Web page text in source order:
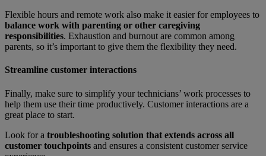
Flexible hours and remote work also make it easier for employees to
balance work with parenting or other caregiving
responsibilities. Exhaustion and burnout are common among
parents, so it’s important to give them the flexibility they need.
Streamline customer interactions
Finally, make sure to simplify your technicians’ work processes to
help them use their time productively. Customer interactions are a
great place to start.
Look for a troubleshooting solution that extends across all
customer touchpoints and ensures a consistent customer service